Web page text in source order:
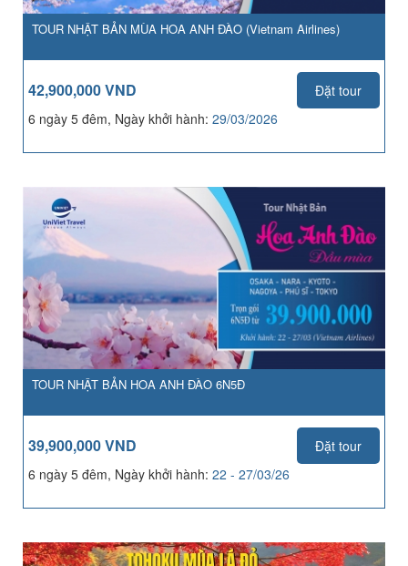
TOUR NHẬT BẢN MÙA HOA ANH ĐÀO (Vietnam Airlines)
42,900,000 VND
Đặt tour
6 ngày 5 đêm, Ngày khởi hành: 29/03/2026
TOUR NHẬT BẢN HOA ANH ĐÀO 6N5Đ
39,900,000 VND
Đặt tour
6 ngày 5 đêm, Ngày khởi hành: 22 - 27/03/26